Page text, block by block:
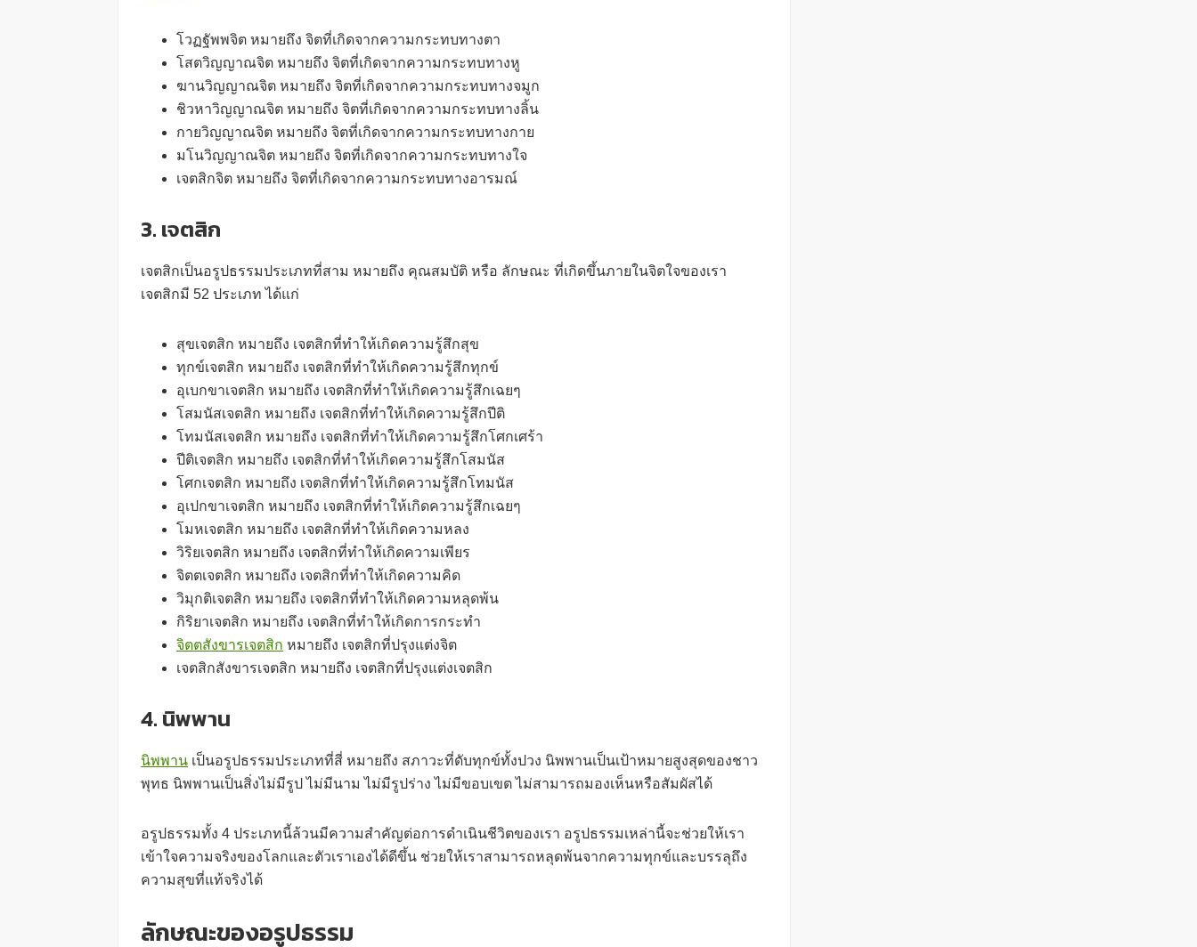
โวฏฐัพพจิต หมายถึง จิตที่เกิดจากความกระทบทางตา
โสตวิญญาณจิต หมายถึง จิตที่เกิดจากความกระทบทางหู
ฆานวิญญาณจิต หมายถึง จิตที่เกิดจากความกระทบทางจมูก
ชิวหาวิญญาณจิต หมายถึง จิตที่เกิดจากความกระทบทางลิ้น
กายวิญญาณจิต หมายถึง จิตที่เกิดจากความกระทบทางกาย
มโนวิญญาณจิต หมายถึง จิตที่เกิดจากความกระทบทางใจ
เจตสิกจิต หมายถึง จิตที่เกิดจากความกระทบทางอารมณ์
3. เจตสิก
เจตสิกเป็นอรูปธรรมประเภทที่สาม หมายถึง คุณสมบัติ หรือ ลักษณะ ที่เกิดขึ้นภายในจิตใจของเรา
เจตสิกมี 52 ประเภท ได้แก่
สุขเจตสิก หมายถึง เจตสิกที่ทำให้เกิดความรู้สึกสุข
ทุกข์เจตสิก หมายถึง เจตสิกที่ทำให้เกิดความรู้สึกทุกข์
อุเบกขาเจตสิก หมายถึง เจตสิกที่ทำให้เกิดความรู้สึกเฉยๆ
โสมนัสเจตสิก หมายถึง เจตสิกที่ทำให้เกิดความรู้สึกปีติ
โทมนัสเจตสิก หมายถึง เจตสิกที่ทำให้เกิดความรู้สึกโศกเศร้า
ปีติเจตสิก หมายถึง เจตสิกที่ทำให้เกิดความรู้สึกโสมนัส
โศกเจตสิก หมายถึง เจตสิกที่ทำให้เกิดความรู้สึกโทมนัส
อุเปกขาเจตสิก หมายถึง เจตสิกที่ทำให้เกิดความรู้สึกเฉยๆ
โมหเจตสิก หมายถึง เจตสิกที่ทำให้เกิดความหลง
วิริยเจตสิก หมายถึง เจตสิกที่ทำให้เกิดความเพียร
จิตตเจตสิก หมายถึง เจตสิกที่ทำให้เกิดความคิด
วิมุกติเจตสิก หมายถึง เจตสิกที่ทำให้เกิดความหลุดพ้น
กิริยาเจตสิก หมายถึง เจตสิกที่ทำให้เกิดการกระทำ
จิตตสังขารเจตสิก หมายถึง เจตสิกที่ปรุงแต่งจิต
เจตสิกสังขารเจตสิก หมายถึง เจตสิกที่ปรุงแต่งเจตสิก
4. นิพพาน
นิพพาน เป็นอรูปธรรมประเภทที่สี่ หมายถึง สภาวะที่ดับทุกข์ทั้งปวง นิพพานเป็นเป้าหมายสูงสุดของชาว
พุทธ นิพพานเป็นสิ่งไม่มีรูป ไม่มีนาม ไม่มีรูปร่าง ไม่มีขอบเขต ไม่สามารถมองเห็นหรือสัมผัสได้
อรูปธรรมทั้ง 4 ประเภทนี้ล้วนมีความสำคัญต่อการดำเนินชีวิตของเรา อรูปธรรมเหล่านี้จะช่วยให้เรา
เข้าใจความจริงของโลกและตัวเราเองได้ดีขึ้น ช่วยให้เราสามารถหลุดพ้นจากความทุกข์และบรรลุถึง
ความสุขที่แท้จริงได้
ลักษณะของอรูปธรรม